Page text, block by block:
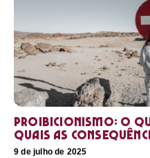
Proibicionismo: o
quais as
9 de julho de 2025